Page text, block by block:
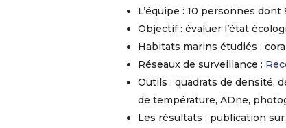
L’équipe : 10 personnes
Objectif : évaluer l’état
Habitats marins étudiés :
Réseaux de surveillance :
Outils : quadrats de densité,
de température, ADne,
Les résultats : publication sur